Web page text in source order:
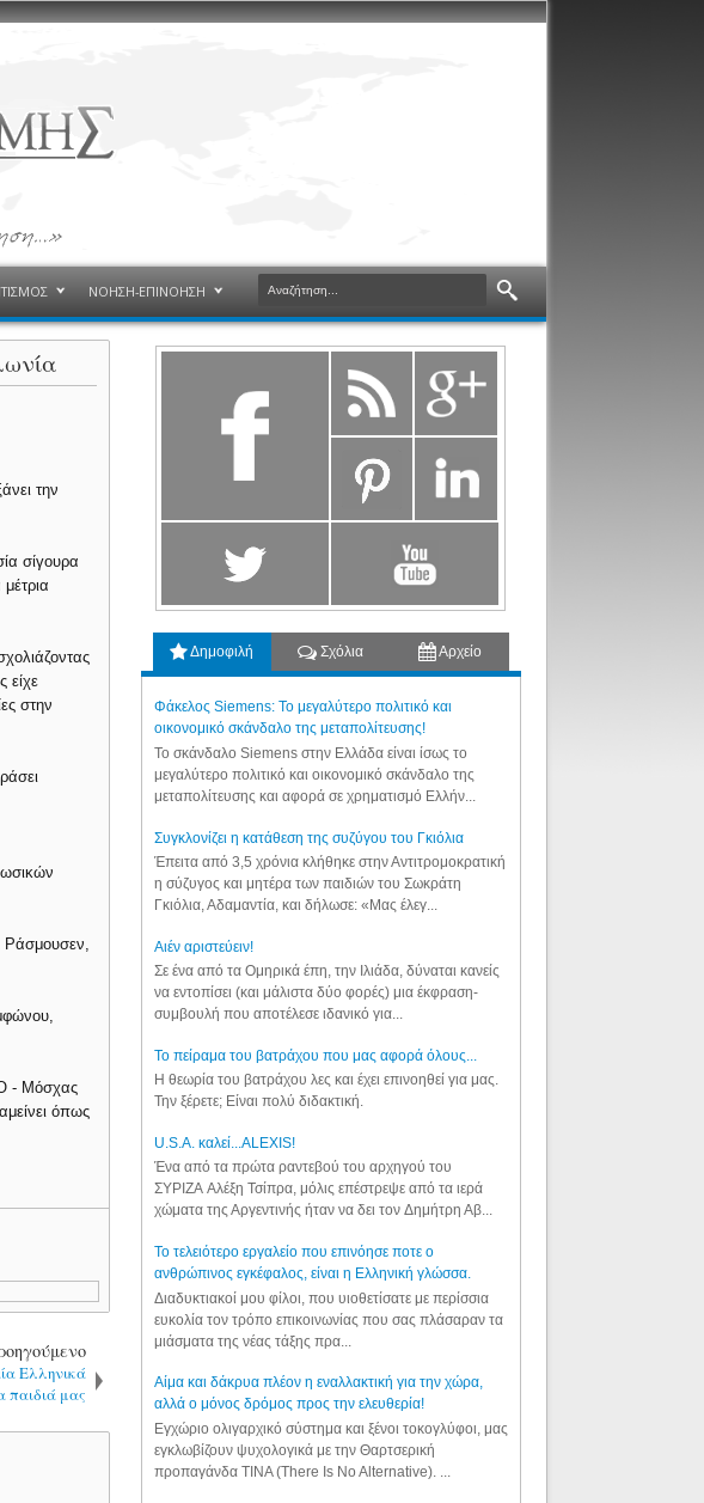
ΝΟΗΣΗ-ΕΠΙΝΟΗΣΗ
την
σίγουρα
είχε
στην
Ράσμουσεν,
- Μόσχας
όπως
Ελληνικά
παιδιά μας
Δημοφιλή Σχόλια Αρχείο
Φάκελος Siemens: Το μεγαλύτερο πολιτικό και
οικονομικό σκάνδαλο της μεταπολίτευσης!
Το σκάνδαλο Siemens στην Ελλάδα είναι ίσως το
μεγαλύτερο πολιτικό και οικονομικό σκάνδαλο της
μεταπολίτευσης και αφορά σε χρηματισμό Ελλήν...
Συγκλονίζει η κατάθεση της συζύγου του Γκιόλια
Έπειτα από 3,5 χρόνια κλήθηκε στην Αντιτρομοκρατική
η σύζυγος και μητέρα των παιδιών του Σωκράτη
Γκιόλια, Αδαμαντία, και δήλωσε: «Μας έλεγ...
Aιέν αριστεύειν!
Σε ένα από τα Ομηρικά έπη, την Ιλιάδα, δύναται κανείς
να εντοπίσει (και μάλιστα δύο φορές) μια έκφραση-
συμβουλή που αποτέλεσε ιδανικό για...
Το πείραμα του βατράχου που μας αφορά όλους...
Η θεωρία του βατράχου λες και έχει επινοηθεί για μας.
Την ξέρετε; Είναι πολύ διδακτική.
U.S.A. καλεί...ALEXIS!
Ένα από τα πρώτα ραντεβού του αρχηγού του
ΣΥΡΙΖΑ Αλέξη Τσίπρα, μόλις επέστρεψε από τα ιερά
χώματα της Αργεντινής ήταν να δει τον Δημήτρη Αβ...
Το τελειότερο εργαλείο που επινόησε ποτε ο
ανθρώπινος εγκέφαλος, είναι η Ελληνική γλώσσα.
Διαδυκτιακοί μου φίλοι, που υιοθετίσατε με περίσσια
ευκολία τον τρόπο επικοινωνίας που σας πλάσαραν τα
μιάσματα της νέας τάξης πρα...
Αίμα και δάκρυα πλέον η εναλλακτική για την χώρα,
αλλά ο μόνος δρόμος προς την ελευθερία!
Εγχώριο ολιγαρχικό σύστημα και ξένοι τοκογλύφοι, μας
εγκλωβίζουν ψυχολογικά με την Θαρτσερική
προπαγάνδα TINA (There Is No Alternative). ...